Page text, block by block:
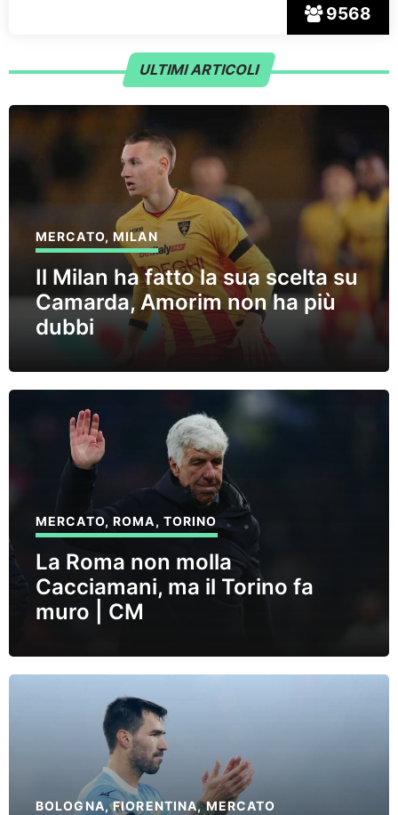
9568
ULTIMI ARTICOLI
MERCATO,MILAN
Il Milan ha fatto la sua scelta su
Camarda, Amorim non ha più
dubbi
MERCATO,ROMA, TORINO
La Roma non molla
Cacciamani, ma il Torino fa
muro | CM
BOLOGNA,FIORENTINA,MERCATO